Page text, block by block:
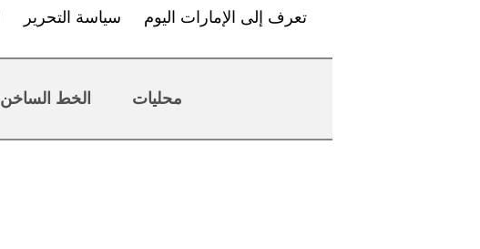
تعرف إلى الإمارات اليوم سياسة التحرير
محليات الخط الساخن